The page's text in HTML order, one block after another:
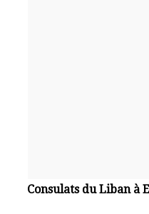
Consulats du Liban à